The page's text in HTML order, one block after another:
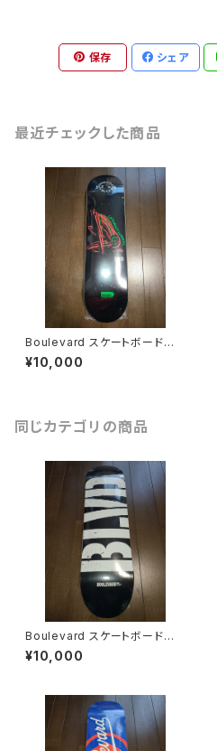
保存 シェア
最近チェックした商品
Boulevard スケートボード
デッキ 8.25
¥10,000
同じカテゴリの商品
Boulevard スケートボード
デッキ 8.5
¥10,000